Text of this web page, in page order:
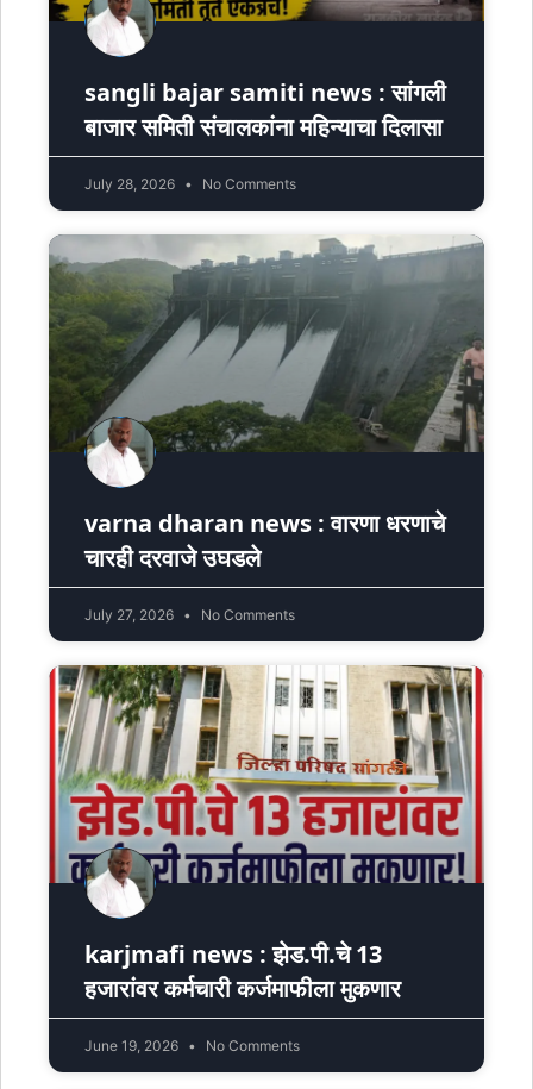
sangli bajar samiti news : सांगली
बाजार समिती संचालकांना महिन्याचा दिलासा
July 28, 2026 No Comments
varna dharan news : वारणा धरणाचे
चारही दरवाजे उघडले
July 27, 2026 No Comments
karjmafi news : झेड.पी.चे 13
हजारांवर कर्मचारी कर्जमाफीला मुकणार
June 19, 2026 No Comments